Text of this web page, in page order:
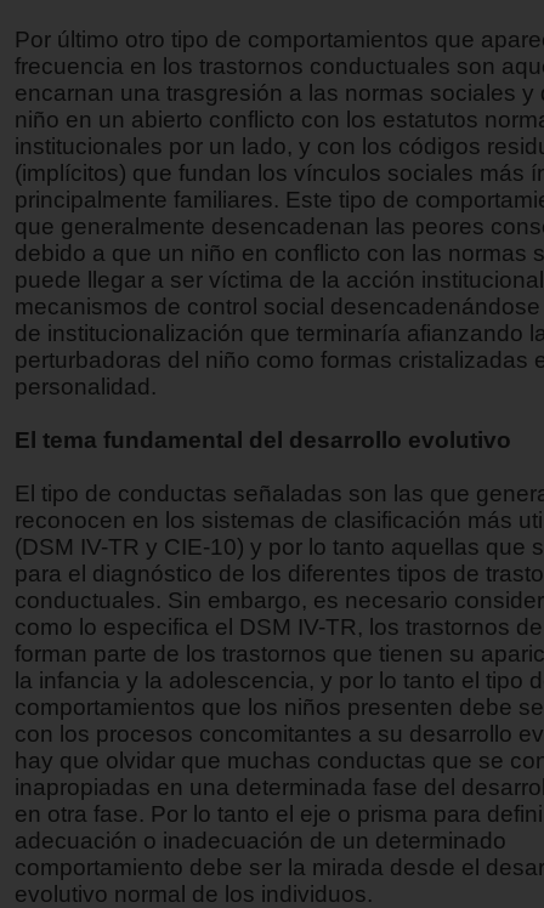
Por último otro tipo de comportamientos que
frecuencia en los trastornos conductuales son
encarnan una trasgresión a las normas sociales y
niño en un abierto conflicto con los estatutos
institucionales por un lado, y con los códigos
(implícitos) que fundan los vínculos sociales más
principalmente familiares. Este tipo de
que generalmente desencadenan las peores
debido a que un niño en conflicto con las normas
puede llegar a ser víctima de la acción
mecanismos de control social
de institucionalización que terminaría afianzando
perturbadoras del niño como formas cristalizadas
personalidad.
El tema fundamental del desarrollo evolutivo
El tipo de conductas señaladas son las que
reconocen en los sistemas de clasificación más
(DSM IV-TR y CIE-10) y por lo tanto aquellas que
para el diagnóstico de los diferentes tipos de
conductuales. Sin embargo, es necesario
como lo especifica el DSM IV-TR, los trastornos
forman parte de los trastornos que tienen su
la infancia y la adolescencia, y por lo tanto el tipo
comportamientos que los niños presenten debe
con los procesos concomitantes a su desarrollo
hay que olvidar que muchas conductas que se
inapropiadas en una determinada fase del
en otra fase. Por lo tanto el eje o prisma para
adecuación o inadecuación de un determinado
comportamiento debe ser la mirada desde el
evolutivo normal de los individuos.